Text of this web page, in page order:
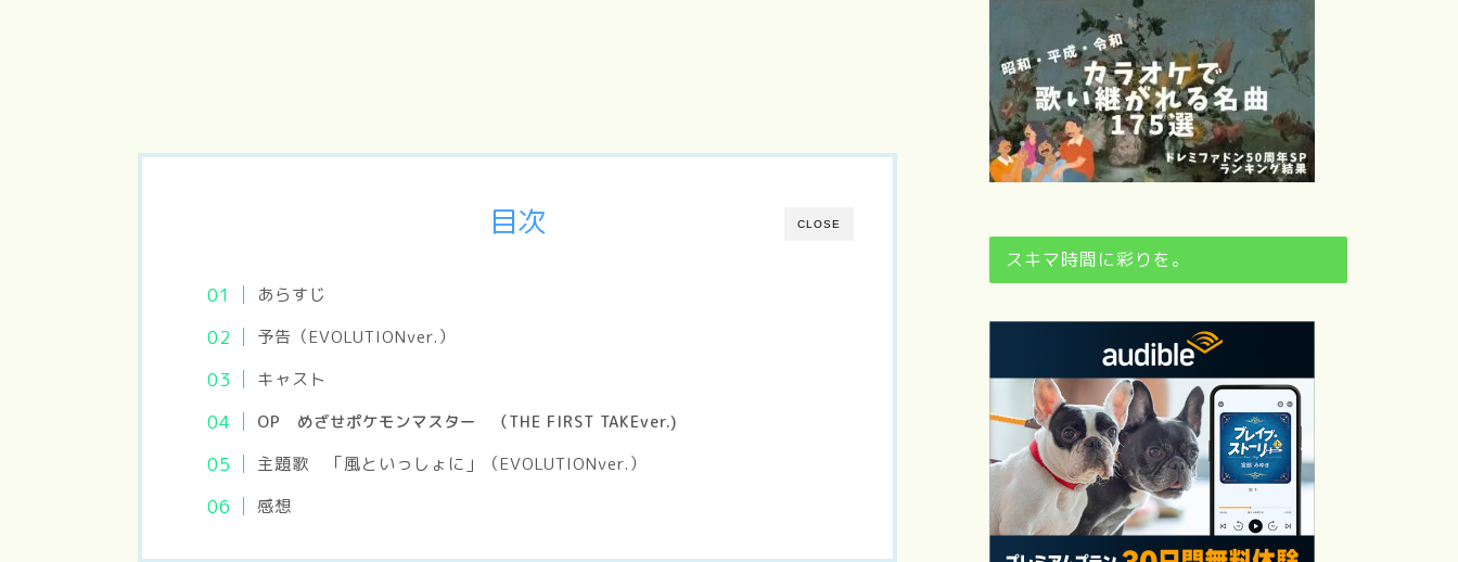
CLOSE
目次
あらすじ
予告（EVOLUTIONver.）
キャスト
OP めざせポケモンマスター （THE FIRST TAKEver.)
主題歌 「風といっしょに」（EVOLUTIONver.）
感想
スキマ時間に彩りを。